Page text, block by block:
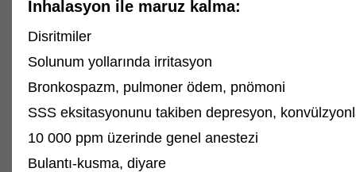
İnhalasyon ile maruz kalma:
Disritmiler
Solunum yollarında irritasyon
Bronkospazm, pulmoner ödem, pnömoni
SSS eksitasyonunu takiben depresyon,
10 000 ppm üzerinde genel anestezi
Bulantı-kusma, diyare